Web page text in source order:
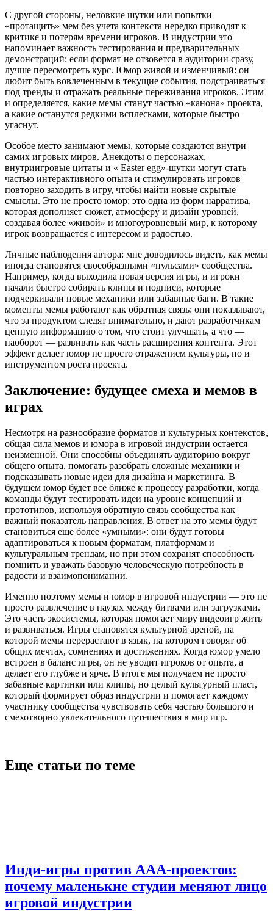
С другой стороны, неловкие шутки или попытки
«протащить» мем без учета контекста нередко приводят к
критике и потерям времени игроков. В индустрии это
напоминает важность тестирования и предварительных
демонстраций: если формат не отзовется в аудитории сразу,
лучше пересмотреть курс. Юмор живой и изменчивый: он
любит быть вовлеченным в текущие события, подстраиваться
под тренды и отражать реальные переживания игроков. Этим
и определяется, какие мемы станут частью «канона» проекта,
а какие останутся редкими всплесками, которые быстро
угаснут.
Особое место занимают мемы, которые создаются внутри
самих игровых миров. Анекдоты о персонажах,
внутриигровые цитаты и « Easter egg»-шутки могут стать
частью интерактивного опыта и стимулировать игроков
повторно заходить в игру, чтобы найти новые скрытые
смыслы. Это не просто юмор: это одна из форм нарратива,
которая дополняет сюжет, атмосферу и дизайн уровней,
создавая более «живой» и многоуровневый мир, к которому
игрок возвращается с интересом и радостью.
Личные наблюдения автора: мне доводилось видеть, как мемы
иногда становятся своеобразными «пульсами» сообщества.
Например, когда выходила новая версия игры, и игроки
начали быстро собирать клипы и подписи, которые
подчеркивали новые механики или забавные баги. В такие
моменты мемы работают как обратная связь: они показывают,
что за продуктом следят внимательно, и дают разработчикам
ценную информацию о том, что стоит улучшать, а что —
наоборот — развивать как часть расширения контента. Этот
эффект делает юмор не просто отражением культуры, но и
инструментом роста проекта.
Заключение: будущее смеха и мемов в
играх
Несмотря на разнообразие форматов и культурных контекстов,
общая сила мемов и юмора в игровой индустрии остается
неизменной. Они способны объединять аудиторию вокруг
общего опыта, помогать разобрать сложные механики и
подсказывать новые идеи для дизайна и маркетинга. В
будущем юмор будет все ближе к процессу разработки, когда
команды будут тестировать идеи на уровне концепций и
прототипов, используя обратную связь сообщества как
важный показатель направления. В ответ на это мемы будут
становиться еще более «умными»: они будут готовы
адаптироваться к новым форматам, платформам и
культуральным трендам, но при этом сохранят способность
помнить и уважать базовую человеческую потребность в
радости и взаимопонимании.
Именно поэтому мемы и юмор в игровой индустрии — это не
просто развлечение в паузах между битвами или загрузками.
Это часть экосистемы, которая помогает миру видеоигр жить
и развиваться. Игры становятся культурной ареной, на
которой мемы перерастают в язык, на котором говорят об
общих мечтах, сомнениях и достиженияx. Когда юмор умело
встроен в баланс игры, он не уводит игроков от опыта, а
делает его глубже и ярче. В итоге мы получаем не просто
забавные картинки или клипы, но целый культурный пласт,
который формирует образ индустрии и помогает каждому
участнику сообщества чувствовать себя частью большого и
смехотворно увлекательного путешествия в мир игр.
Еще статьи по теме
Инди-игры против AAA-проектов:
почему маленькие студии меняют лицо
игровой индустрии